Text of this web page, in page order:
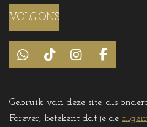
VOLG ONS
W
A
T
k
I
g
F
b
o
Gebruik van deze site, als
Forever, betekent dat je de